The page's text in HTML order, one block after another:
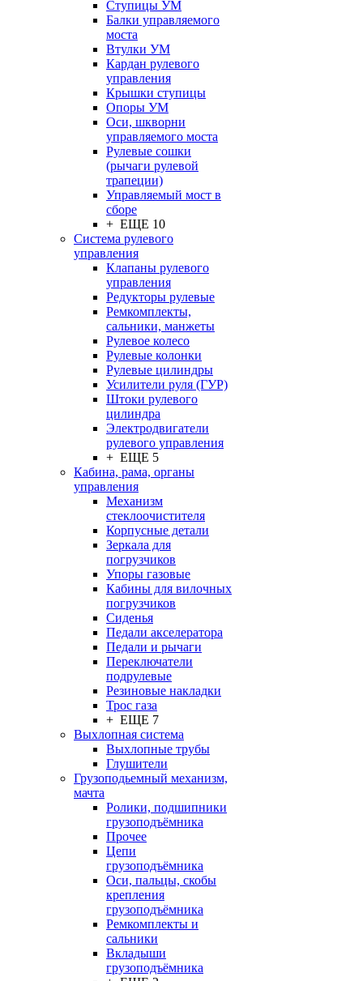
Ступицы УМ
Балки управляемого
моста
Втулки УМ
Кардан рулевого
управления
Крышки ступицы
Опоры УМ
Оси, шкворни
управляемого моста
Рулевые сошки
(рычаги рулевой
трапеции)
Управляемый мост в
сборе
+ ЕЩЕ 10
Система рулевого
управления
Клапаны рулевого
управления
Редукторы рулевые
Ремкомплекты,
сальники, манжеты
Рулевое колесо
Рулевые колонки
Рулевые цилиндры
Усилители руля (ГУР)
Штоки рулевого
цилиндра
Электродвигатели
рулевого управления
+ ЕЩЕ 5
Кабина, рама, органы
управления
Механизм
стеклоочистителя
Корпусные детали
Зеркала для
погрузчиков
Упоры газовые
Кабины для вилочных
погрузчиков
Сиденья
Педали акселератора
Педали и рычаги
Переключатели
подрулевые
Резиновые накладки
Трос газа
+ ЕЩЕ 7
Выхлопная система
Выхлопные трубы
Глушители
Грузоподьемный механизм,
мачта
Ролики, подшипники
грузоподъёмника
Прочее
Цепи
грузоподъёмника
Оси, пальцы, скобы
крепления
грузоподъёмника
Ремкомплекты и
сальники
Вкладыши
грузоподъёмника